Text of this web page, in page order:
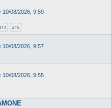
10/08/2026, 9:59
215
10/08/2026, 9:57
10/08/2026, 9:55